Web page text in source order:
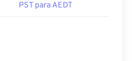
PST para AEDT